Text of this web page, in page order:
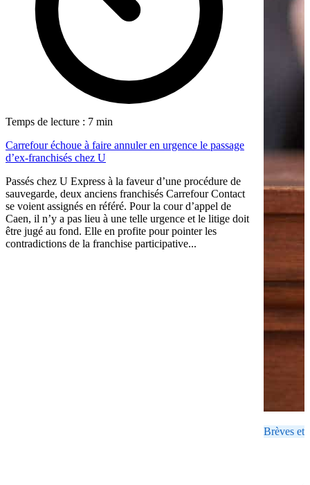
Temps de lecture : 7 min
Carrefour échoue à faire annuler en urgence le passage
d’ex-franchisés chez U
Passés chez U Express à la faveur d’une procédure de
sauvegarde, deux anciens franchisés Carrefour Contact
se voient assignés en référé. Pour la cour d’appel de
Caen, il n’y a pas lieu à une telle urgence et le litige doit
être jugé au fond. Elle en profite pour pointer les
contradictions de la franchise participative...
Brèves et